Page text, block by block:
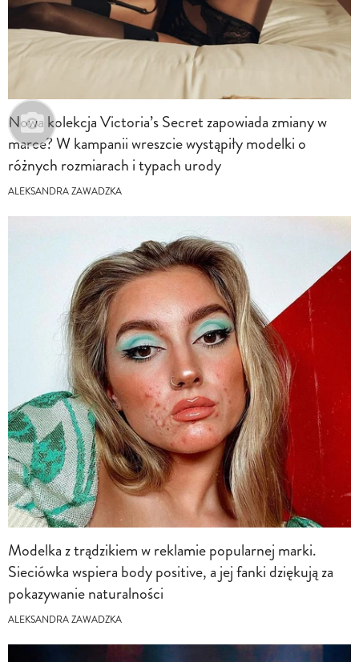
Nowa kolekcja Victoria’s Secret zapowiada zmiany w
marce? W kampanii wreszcie wystąpiły modelki o
różnych rozmiarach i typach urody
ALEKSANDRA ZAWADZKA
Modelka z trądzikiem w reklamie popularnej marki.
Sieciówka wspiera body positive, a jej fanki dziękują za
pokazywanie naturalności
ALEKSANDRA ZAWADZKA